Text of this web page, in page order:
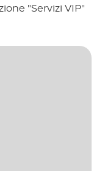
"Servizi VIP"